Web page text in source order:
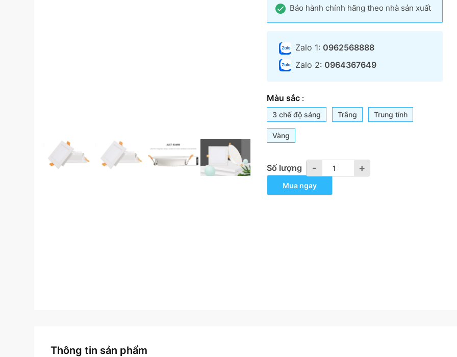
Bảo hành chính hãng theo nhà sản xuất
Zalo 1: 0962568888
Zalo 2: 0964367649
Màu sắc :
3 chế độ sáng Trắng Trung tính
Vàng
Số lượng +
- +
-
Mua ngay
Thông tin sản phẩm